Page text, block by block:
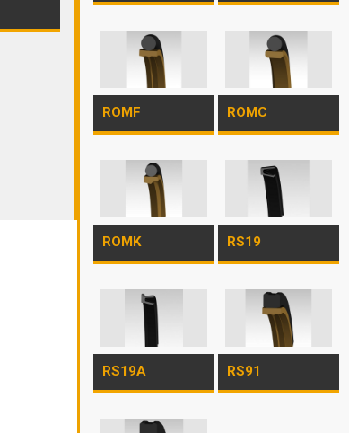
ROMF ROMC
ROMK RS19
RS19A RS91